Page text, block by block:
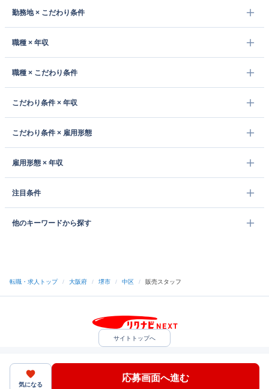
勤務地 × こだわり条件
職種 × 年収
職種 × こだわり条件
こだわり条件 × 年収
こだわり条件 × 雇用形態
雇用形態 × 年収
注目条件
他のキーワードから探す
転職・求人トップ / 大阪府 / 堺市 / 中区 / 販売スタッフ
気になる
応募画面へ進む
サイトトップへ
中途採用をご検討の企業様
ヘルプ・お問い合わせ
（C）Indeed Inc.